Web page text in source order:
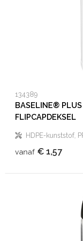
134389
BASELINE®
FLIPCAPDEKSEL
HDPE-kunststof,
vanaf € 1,57